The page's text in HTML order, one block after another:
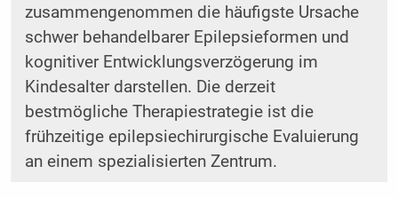
zusammengenommen die häufigste Ursache
schwer behandelbarer Epilepsieformen und
kognitiver Entwicklungsverzögerung im
Kindesalter darstellen. Die derzeit
bestmögliche Therapiestrategie ist die
frühzeitige epilepsiechirurgische Evaluierung
an einem spezialisierten Zentrum.